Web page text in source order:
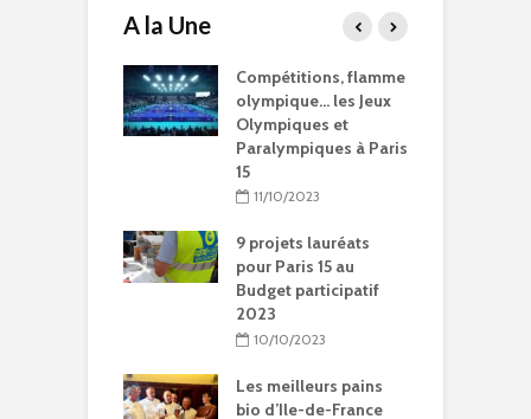
A la Une
Compétitions, flamme
olympique… les Jeux
Olympiques et
Paralympiques à Paris
15
11/10/2023
9 projets lauréats
pour Paris 15 au
Budget participatif
2023
10/10/2023
Les meilleurs pains
bio d’Ile-de-France